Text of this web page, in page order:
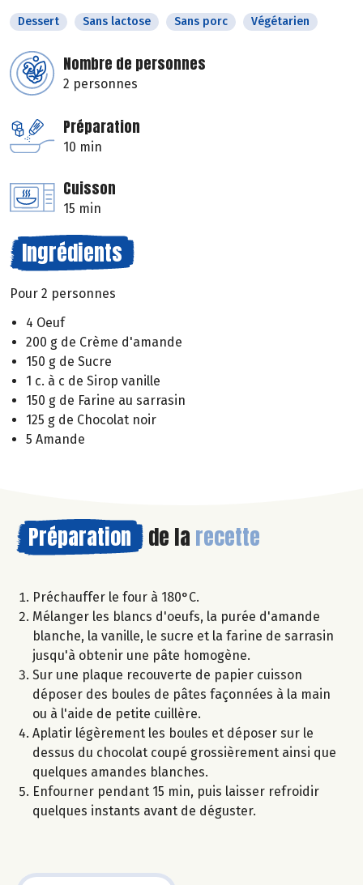
Dessert Sans lactose Sans porc Végétarien
Nombre de personnes
2 personnes
Préparation
10 min
Cuisson
15 min
Ingrédients
Pour 2 personnes
4 Oeuf
200 g de Crème d'amande
150 g de Sucre
1 c. à c de Sirop vanille
150 g de Farine au sarrasin
125 g de Chocolat noir
5 Amande
Préparation de la recette
Préchauffer le four à 180°C.
Mélanger les blancs d'oeufs, la purée d'amande
blanche, la vanille, le sucre et la farine de sarrasin
jusqu'à obtenir une pâte homogène.
Sur une plaque recouverte de papier cuisson
déposer des boules de pâtes façonnées à la main
ou à l'aide de petite cuillère.
Aplatir légèrement les boules et déposer sur le
dessus du chocolat coupé grossièrement ainsi que
quelques amandes blanches.
Enfourner pendant 15 min, puis laisser refroidir
quelques instants avant de déguster.